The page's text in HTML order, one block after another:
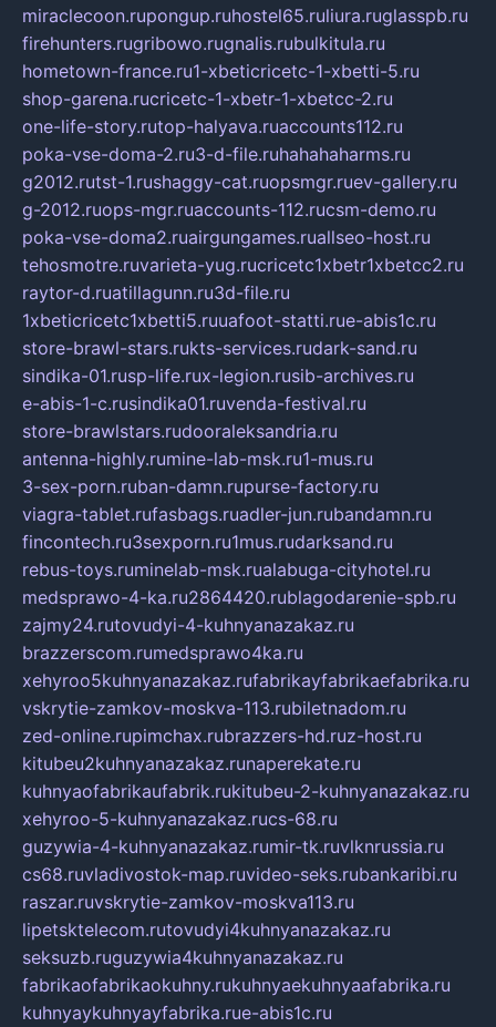
miraclecoon.rupongup.ruhostel65.ruliura.ruglasspb.ru
firehunters.rugribowo.rugnalis.rubulkitula.ru
hometown-france.ru1-xbeticricetc-1-xbetti-5.ru
shop-garena.rucricetc-1-xbetr-1-xbetcc-2.ru
one-life-story.rutop-halyava.ruaccounts112.ru
poka-vse-doma-2.ru3-d-file.ruhahahaharms.ru
g2012.rutst-1.rushaggy-cat.ruopsmgr.ruev-gallery.ru
g-2012.ruops-mgr.ruaccounts-112.rucsm-demo.ru
poka-vse-doma2.ruairgungames.ruallseo-host.ru
tehosmotre.ruvarieta-yug.rucricetc1xbetr1xbetcc2.ru
raytor-d.ruatillagunn.ru3d-file.ru
1xbeticricetc1xbetti5.ruuafoot-statti.rue-abis1c.ru
store-brawl-stars.rukts-services.rudark-sand.ru
sindika-01.rusp-life.rux-legion.rusib-archives.ru
e-abis-1-c.rusindika01.ruvenda-festival.ru
store-brawlstars.rudooraleksandria.ru
antenna-highly.rumine-lab-msk.ru1-mus.ru
3-sex-porn.ruban-damn.rupurse-factory.ru
viagra-tablet.rufasbags.ruadler-jun.rubandamn.ru
fincontech.ru3sexporn.ru1mus.rudarksand.ru
rebus-toys.ruminelab-msk.rualabuga-cityhotel.ru
medsprawo-4-ka.ru2864420.rublagodarenie-spb.ru
zajmy24.rutovudyi-4-kuhnyanazakaz.ru
brazzerscom.rumedsprawo4ka.ru
xehyroo5kuhnyanazakaz.rufabrikayfabrikaefabrika.ru
vskrytie-zamkov-moskva-113.rubiletnadom.ru
zed-online.rupimchax.rubrazzers-hd.ruz-host.ru
kitubeu2kuhnyanazakaz.runaperekate.ru
kuhnyaofabrikaufabrik.rukitubeu-2-kuhnyanazakaz.ru
xehyroo-5-kuhnyanazakaz.rucs-68.ru
guzywia-4-kuhnyanazakaz.rumir-tk.ruvlknrussia.ru
cs68.ruvladivostok-map.ruvideo-seks.rubankaribi.ru
raszar.ruvskrytie-zamkov-moskva113.ru
lipetsktelecom.rutovudyi4kuhnyanazakaz.ru
seksuzb.ruguzywia4kuhnyanazakaz.ru
fabrikaofabrikaokuhny.rukuhnyaekuhnyaafabrika.ru
kuhnyaykuhnyayfabrika.rue-abis1c.ru